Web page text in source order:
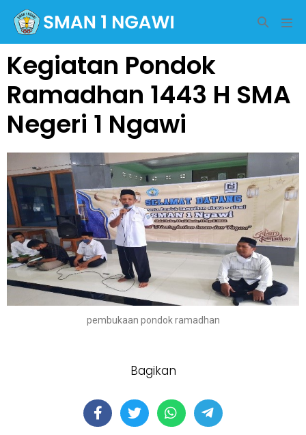
Kegiatan Pondok
Ramadhan 1443 H SMA
Negeri 1 Ngawi
pembukaan pondok ramadhan
Bagikan